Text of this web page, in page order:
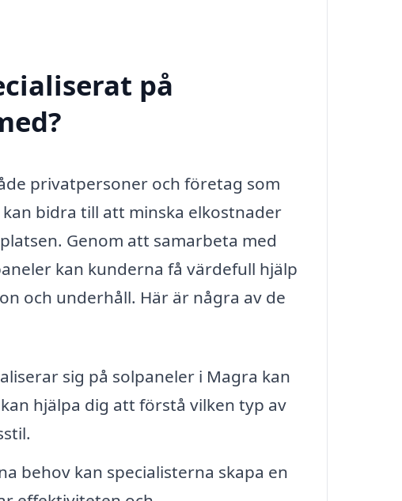
på
privatpersoner och företag som
bidra till att minska elkostnader
Genom att samarbeta med
kan kunderna få värdefull hjälp
och underhåll. Här är några av de
sig på solpaneler i Magra kan
hjälpa dig att förstå vilken typ av
behov kan specialisterna skapa en